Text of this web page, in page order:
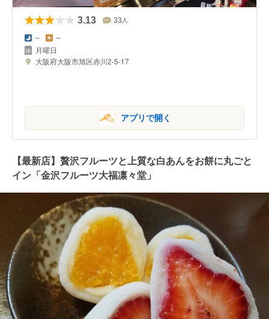
3.13 33 人
– –
月曜日
大阪府大阪市旭区赤川2-5-17
アプリで開く
【最新店】贅沢フルーツと上質な白あんをお餅に丸ごと
イン「金沢フルーツ大福凛々堂」